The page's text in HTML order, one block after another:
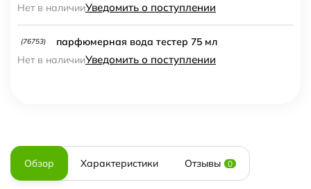
Нет в наличииУведомить о поступлении
(76753)
парфюмерная вода тестер 75 мл
Нет в наличииУведомить о поступлении
Обзор Характеристики Отзывы 0